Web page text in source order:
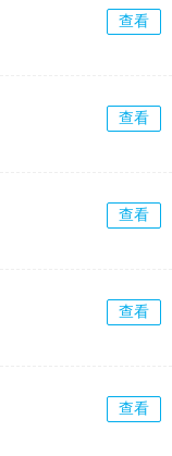
查看
查看
查看
查看
查看